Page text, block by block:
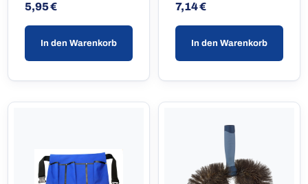
Regulärer Preis:
5,95 €
In den Warenkorb
Regulärer Preis:
7,14 €
In den Warenkorb